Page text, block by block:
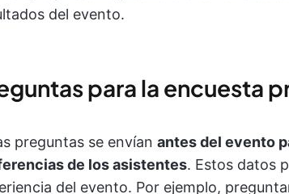
del evento.
para la encuesta
preguntas se envían antes del evento
de los asistentes. Estos datos
del evento. Por ejemplo,